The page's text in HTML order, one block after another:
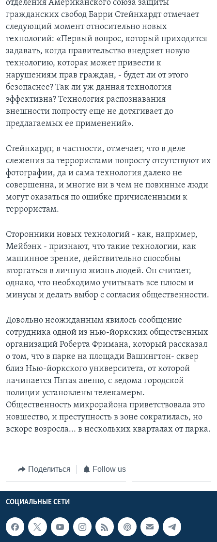
отделения Американского союза защиты
гражданских свобод Барри Стейнхардт отмечает
следующий момент относительно новых
технологий: «Первый вопрос, который приходится
задавать, когда правительство внедряет новую
технологию, которая может привести к
нарушениям прав граждан, - будет ли от этого
безопаснее? Так ли уж данная технология
эффективна? Технология распознавания
внешности попросту еще не дотягивает до
предлагаемых ее применений».
Стейнхардт, в частности, отмечает, что в деле
слежения за террористами попросту отсутствуют их
фотографии, да и сама технология далеко не
совершенна, и многие ни в чем не повинные люди
могут оказаться по ошибке причисленными к
террористам.
Сторонники новых технологий - как, например,
Мейбэнк - признают, что такие технологии, как
машинное зрение, действительно способны
вторгаться в личную жизнь людей. Он считает,
однако, что необходимо учитывать все плюсы и
минусы и делать выбор с согласия общественности.
Довольно неожиданным явилось сообщение
сотрудника одной из нью-йоркских общественных
организаций Роберта Фримана, который рассказал
о том, что в парке на площади Вашингтон- сквер
близ Нью-йоркского университета, от которой
начинается Пятая авеню, с ведома городской
полиции установлены телекамеры.
Общественность микрорайона приветствовала это
новшество, и преступность в зоне сократилась, но
вскоре возросла... в нескольких кварталах от парка.
Поделиться Follow us
СОЦИАЛЬНЫЕ СЕТИ